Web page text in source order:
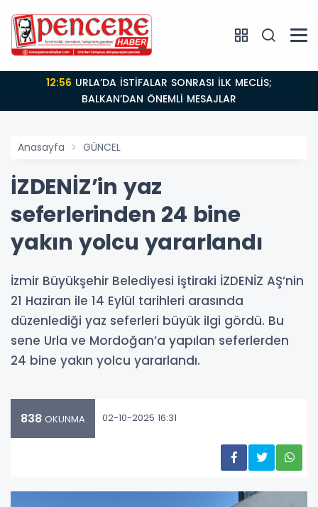
12:56
BALKAN’DAN ÖNEMLİ MESAJLAR
Anasayfa GÜNCEL
İZDENİZ’in yaz
seferlerinden 24 bine
yakın yolcu yararlandı
İzmir Büyükşehir Belediyesi iştiraki İZDENİZ AŞ’nin
21 Haziran ile 14 Eylül tarihleri arasında
düzenlediği yaz seferleri büyük ilgi gördü. Bu
sene Urla ve Mordoğan’a yapılan seferlerden
24 bine yakın yolcu yararlandı.
838 OKUNMA 02-10-2025 16:31